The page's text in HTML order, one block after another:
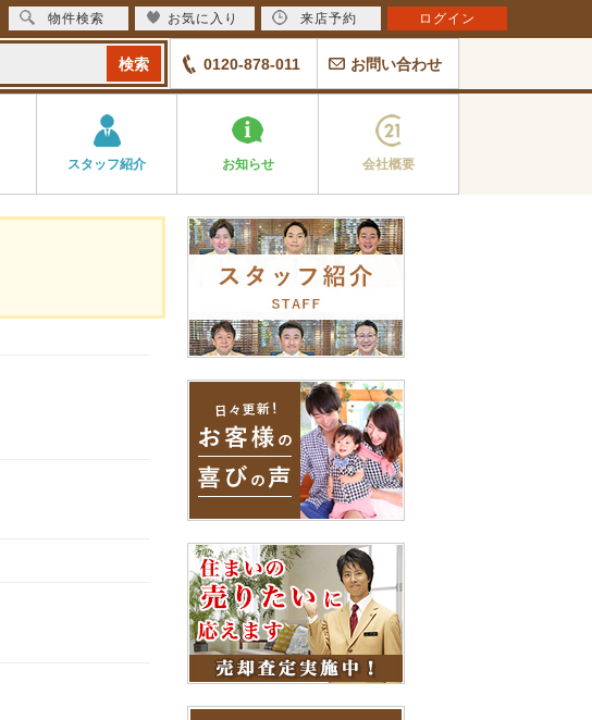
0120-878-011 お問い合わせ
スタッフ紹介 お知らせ 会社概要
物件検索 お気に入り 来店予約 ログイン